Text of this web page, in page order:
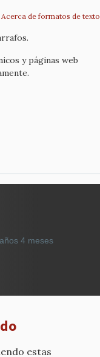
Acerca de formatos de texto
y páginas web
4 meses
estas